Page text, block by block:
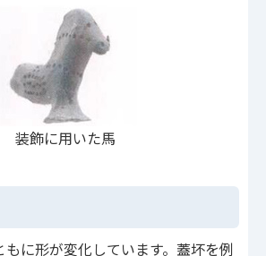
装飾に用いた馬
に形が変化しています。蓋坏を例